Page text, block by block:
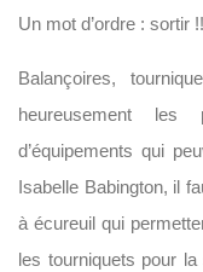
Un mot d’ordre : sortir !!
Balançoires,
heureusement
d’équipements qui
Isabelle Babington, il
à écureuil qui
les tourniquets pour